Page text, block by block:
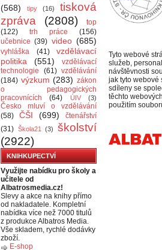
(568)
tipy (16)
tisková
zpráva
(2808)
top
(122)
trh práce
(156)
učebnice (39) video (685)
vyhláška (41)
vzdělávací
politika
(551)
vzdělávací
technologie
(61) vzdělávání
(184) výzkum (283) zákon
o pedagogických
pracovnících
(64) ÚIV (3)
Česko mluví o vzdělávání
(58)
ČŠI (699)
čtenářství
(31) Škola21 (3)
školství
(2922)
KNIHKUPECTVÍ
Využijte nabídku pro školy a
učitele od
Albatrosmedia.cz!
Slevy a akce na knihy přímo
od nakladatele. Kompletní
nabídka více než 7000 titulů
z produkce Albatros Media.
Vše skladem, rychlé dodávky
zboží.
E-shop
Tyto webové
služeb,
návštěvnosti
jak tyto webové
sdíleny se
těchto
použitím